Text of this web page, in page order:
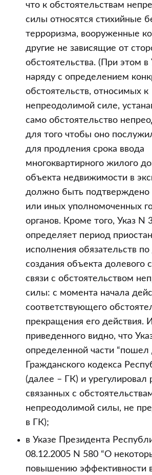
что к обстоятельствам
силы относятся стихийные
терроризма, вооруженные
другие не зависящие от
обстоятельства. (При этом в
наряду с определением
обстоятельств, относимых к
непреодолимой силе,
само обстоятельство
для того чтобы оно
для продления срока ввода
многоквартирного жилого
объекта недвижимости в
должно быть подтверждено
или иных уполномоченных
органов. Кроме того, Указ N
определяет период
исполнения обязательств по
создания объекта долевого
связи с обстоятельством
силы: с момента начала
соответствующего
прекращения его действия.
приведенного видно, что
определенной части “пошел
Гражданского кодекса
(далее – ГК) и урегулировал
связанных с
непреодолимой силы, не
в ГК);
в Указе Президента
08.12.2005 N 580 “О
повышению эффективности